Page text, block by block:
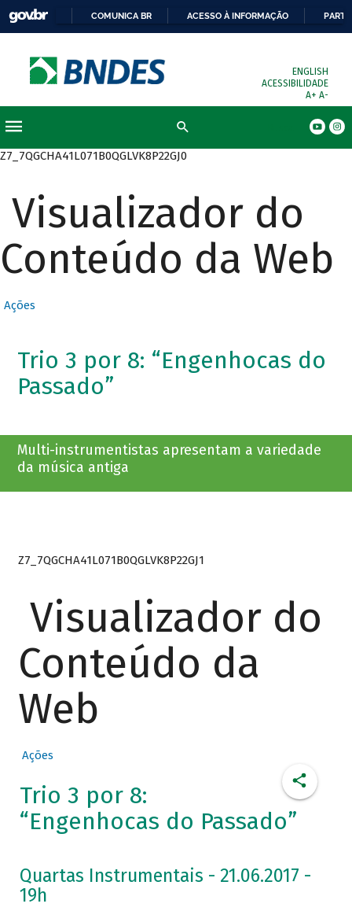
COMUNICA BR ACESSO À INFORMAÇÃO
ENGLISH
ACESSIBILIDADE
A+ A-
Z7_7QGCHA41L071B0QGLVK8P22GJ0
Visualizador do
Conteúdo da Web
Ações
Trio 3 por 8: “Engenhocas do
Passado”
Multi-instrumentistas apresentam a variedade
da música antiga
Z7_7QGCHA41L071B0QGLVK8P22GJ1
Visualizador do
Conteúdo da
Web
Ações
Trio 3 por 8:
“Engenhocas do Passado”
Quartas Instrumentais - 21.06.2017 -
19h